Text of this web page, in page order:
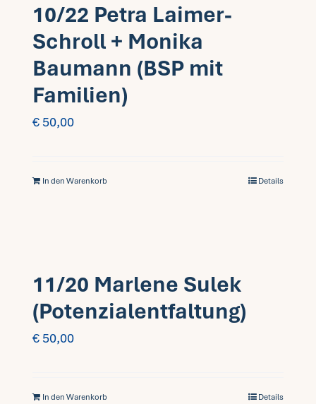
10/22 Petra Laimer-
Schroll + Monika
Baumann (BSP mit
Familien)
€ 50,00
In den Warenkorb Details
11/20 Marlene Sulek
(Potenzialentfaltung)
€ 50,00
In den Warenkorb Details